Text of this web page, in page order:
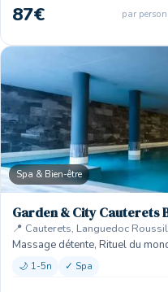
87€ par
Spa & Bien-être
Garden & City Cauterets
📍 Cauterets, Languedoc
Massage détente, Rituel du
🌙 1-5n ✓ Spa